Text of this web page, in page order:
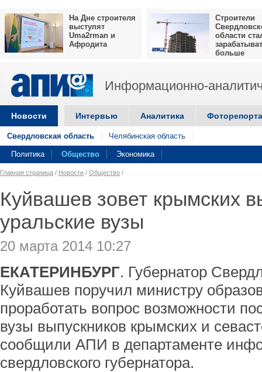
На Дне строителя
выступят
Uma2rman и
Афродита
Строители
области
больше
Информационно-
Новости Интервью Аналитика
Свердловская область Челябинская область
Политика Общество Экономика
Главная страница / Новости / Общество /
Куйвашев зовет крымских
уральские вузы
20 марта 2014 10:27
ЕКАТЕРИНБУРГ. Губернатор
Куйвашев поручил министру
проработать вопрос возможности
вузы выпускников крымских и
сообщили АПИ в департаменте
свердловского губернатора.